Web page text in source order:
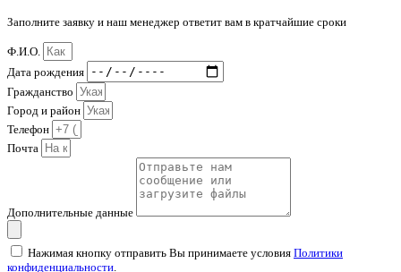
Заполните заявку и наш менеджер ответит вам в кратчайшие сроки
Ф.И.О.
Дата рождения
Гражданство
Город и район
Телефон
Почта
Дополнительные данные
Нажимая кнопку отправить Вы принимаете условия Политики
конфиденциальности